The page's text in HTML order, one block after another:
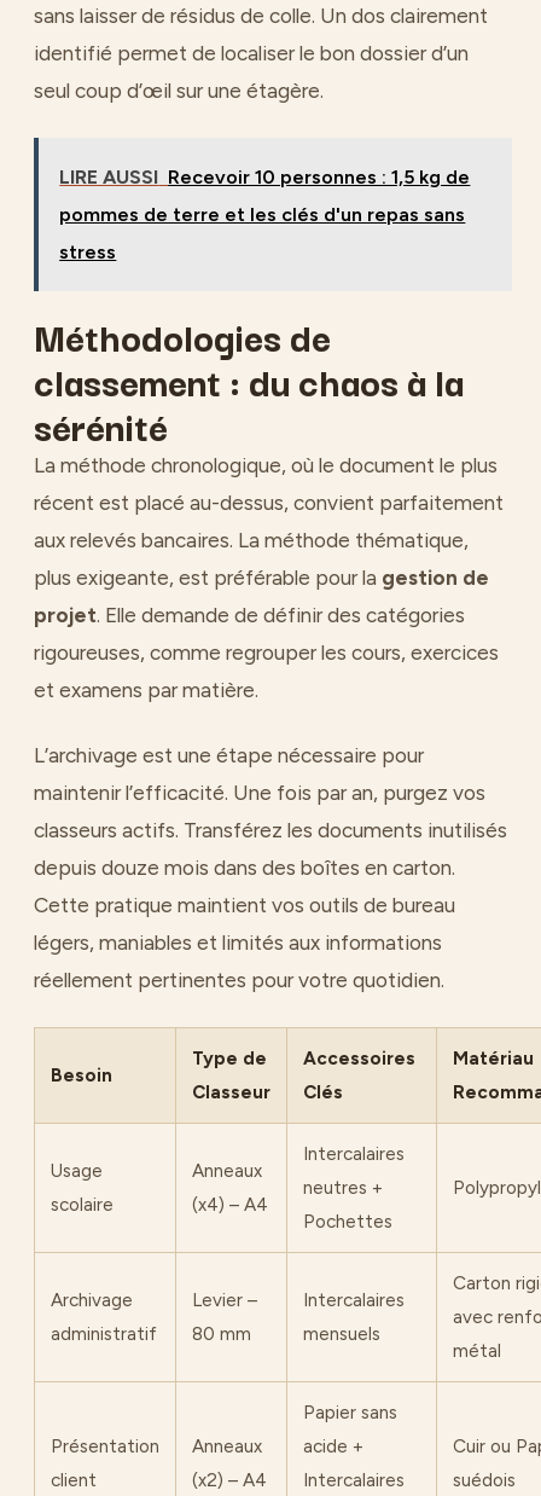
sans laisser de résidus de colle. Un dos clairement
identifié permet de localiser le bon dossier d’un
seul coup d’œil sur une étagère.
LIRE AUSSI Recevoir 10 personnes : 1,5 kg de
pommes de terre et les clés d'un repas sans
stress
Méthodologies de
classement : du chaos à la
sérénité
La méthode chronologique, où le document le plus
récent est placé au-dessus, convient parfaitement
aux relevés bancaires. La méthode thématique,
plus exigeante, est préférable pour la gestion de
projet. Elle demande de définir des catégories
rigoureuses, comme regrouper les cours, exercices
et examens par matière.
L’archivage est une étape nécessaire pour
maintenir l’efficacité. Une fois par an, purgez vos
classeurs actifs. Transférez les documents inutilisés
depuis douze mois dans des boîtes en carton.
Cette pratique maintient vos outils de bureau
légers, maniables et limités aux informations
réellement pertinentes pour votre quotidien.
Besoin
Type de
Classeur
Accessoires
Clés
Matériau
Usage
scolaire
Anneaux
(x4) – A4
Intercalaires
neutres +
Pochettes
Archivage
administratif
Levier –
80 mm
Intercalaires
mensuels
Carton
avec
métal
Présentation
client
Anneaux
(x2) – A4
Papier sans
acide +
Intercalaires
Cuir ou
suédois